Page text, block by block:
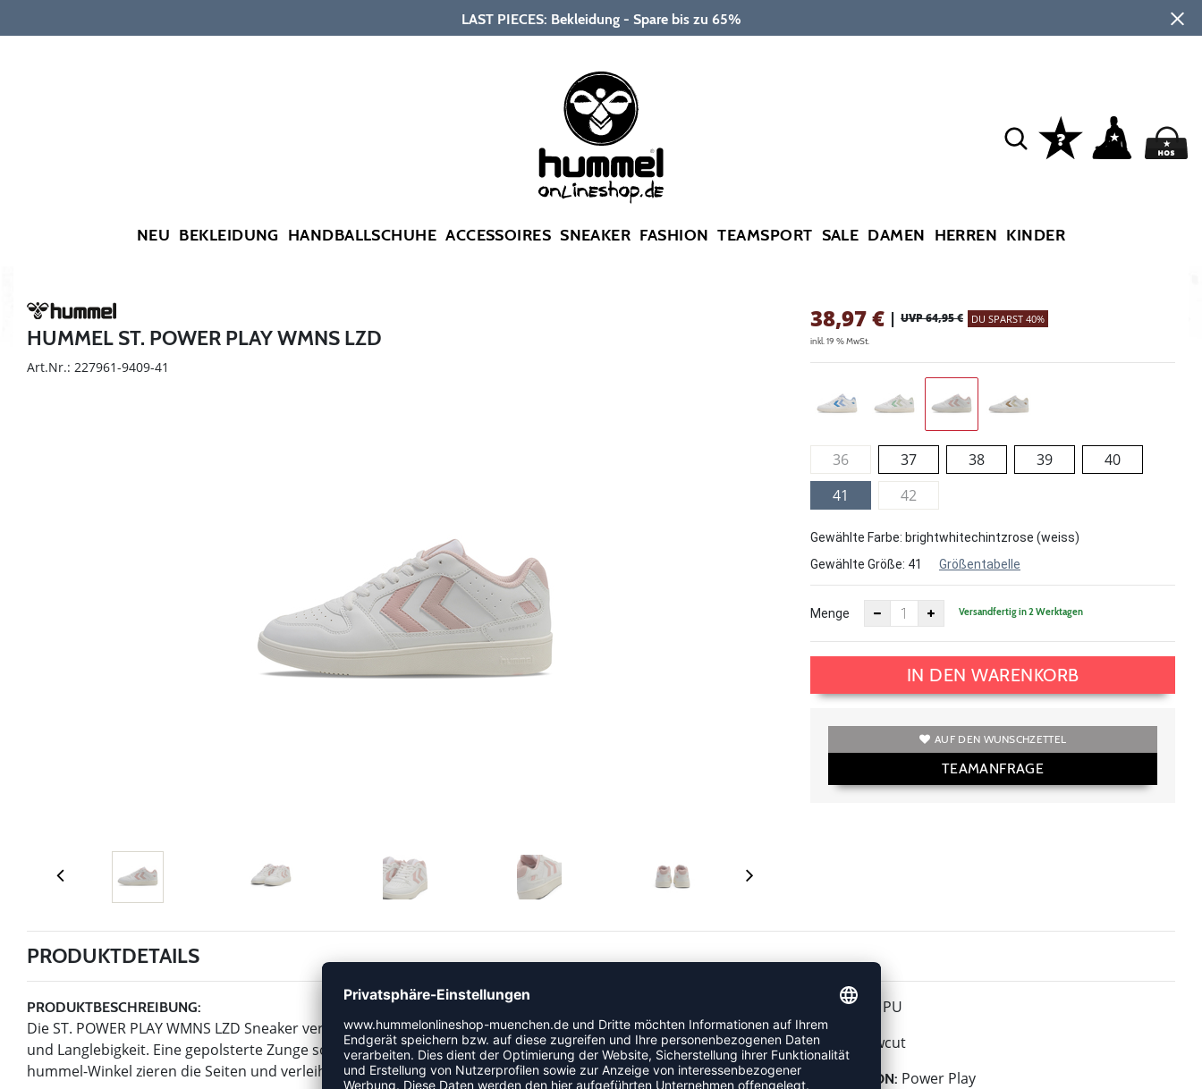
LAST PIECES: Bekleidung - Spare bis zu 65%
NEU BEKLEIDUNG HANDBALLSCHUHE ACCESSOIRES SNEAKER FASHION TEAMSPORT SALE DAMEN HERREN KINDER
HUMMEL ST. POWER PLAY WMNS LZD
Art.Nr.: 227961-9409-41
38,97€ | UVP 64,95 € DU SPARST 40%
inkl. 19 % MwSt.
36 37 38 39
40
41
42
Gewählte Farbe: brightwhitechintzrose (weiss)
Gewählte Größe: 41 Größentabelle
Menge Versandfertig in 2 Werktagen
IN DEN WARENKORB
AUF DEN WUNSCHZETTEL
TEAMANFRAGE
PRODUKTDETAILS
PRODUKTBESCHREIBUNG:
Die ST. POWER PLAY WMNS LZD Sneaker verfügen über eine leichte TPR-Außensohle für hervorragenden Halt
und Langlebigkeit. Eine gepolsterte Zunge sorgt für Komfort und verhindert Scheuern. Die charakteristischen
hummel-Winkel zieren die Seiten und verleihen diesen vielseitigen Schuhen einen klassischen Touch.
MATERIAL: PU
HÖHE: Lowcut
KOLLEKTION: Power Play